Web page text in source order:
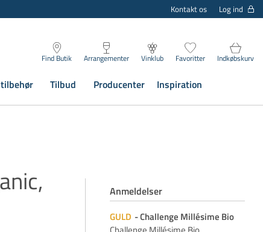
Kontakt os Log ind
Find Butik Arrangementer Vinklub Favoritter Indkøbskurv
Tilbud Producenter Inspiration
Anmeldelser
GULD
Challenge Millésime Bio